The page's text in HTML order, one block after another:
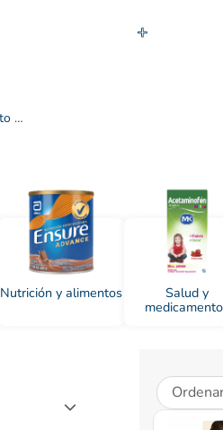
Grupo 1 - Impuesto Nacional 19%
Nutrición y alimentos
Salud y